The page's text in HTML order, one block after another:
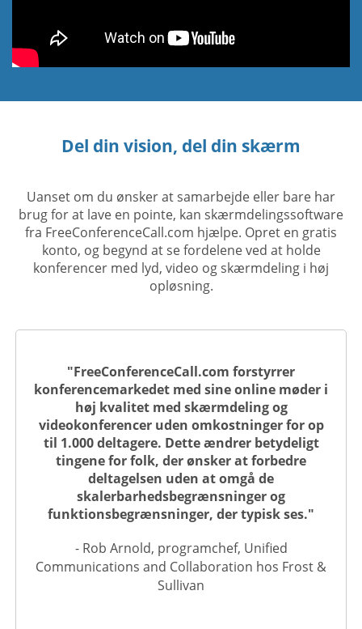
Del din vision, del din skærm
Uanset om du ønsker at samarbejde eller bare har
brug for at lave en pointe, kan skærmdelingssoftware
fra FreeConferenceCall.com hjælpe. Opret en gratis
konto, og begynd at se fordelene ved at holde
konferencer med lyd, video og skærmdeling i høj
opløsning.
"FreeConferenceCall.com forstyrrer
konferencemarkedet med sine online møder i
høj kvalitet med skærmdeling og
videokonferencer uden omkostninger for op
til 1.000 deltagere. Dette ændrer betydeligt
tingene for folk, der ønsker at forbedre
deltagelsen uden at omgå de
skalerbarhedsbegrænsninger og
funktionsbegrænsninger, der typisk ses."
- Rob Arnold, programchef, Unified
Communications and Collaboration hos Frost &
Sullivan